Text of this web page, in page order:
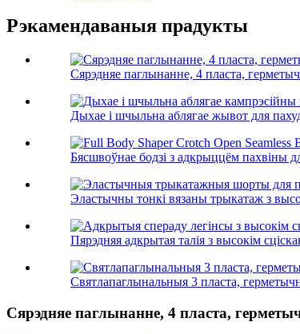
Рэкамендаваныя прадукты
Сярэдняе паглынанне, 4 пласта,
Дыхае і шчыльна аблягае жывот для
Бясшвоўнае бодзі з адкрыццём пахвіны
Эластычны тонкі вязаны трыкатаж з
Пярэдняя адкрытая талія з высокім
Святлапаглынальныя 3 пласта,
Сярэдняе паглынанне, 4 пласта,